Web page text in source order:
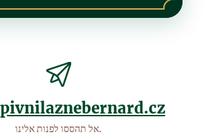
אל תהססו לפנות אלינו.